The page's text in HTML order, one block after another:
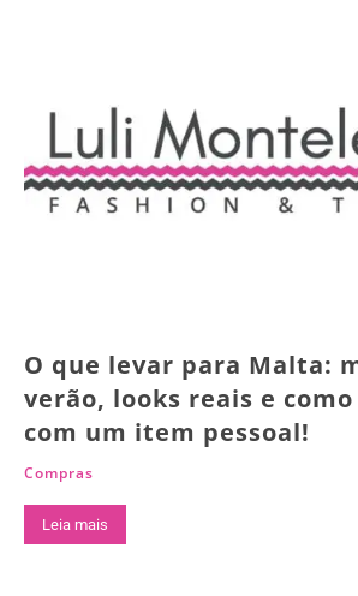
O que levar para Malta:
verão, looks reais e
com um item pessoal!
Compras
Leia mais